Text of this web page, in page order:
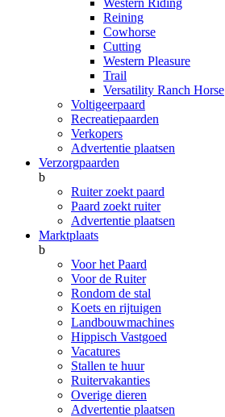
Western Riding
Reining
Cowhorse
Cutting
Western Pleasure
Trail
Versatility Ranch Horse
Voltigeerpaard
Recreatiepaarden
Verkopers
Advertentie plaatsen
Verzorgpaarden
b
Ruiter zoekt paard
Paard zoekt ruiter
Advertentie plaatsen
Marktplaats
b
Voor het Paard
Voor de Ruiter
Rondom de stal
Koets en rijtuigen
Landbouwmachines
Hippisch Vastgoed
Vacatures
Stallen te huur
Ruitervakanties
Overige dieren
Advertentie plaatsen